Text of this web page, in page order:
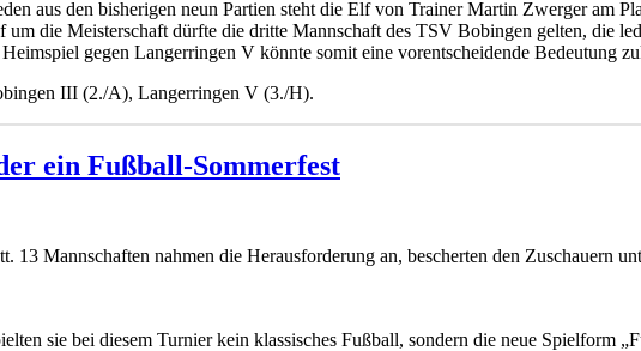
aus den bisherigen neun Partien steht die Elf von Trainer Martin Zwerger am
die Meisterschaft dürfte die dritte Mannschaft des TSV Bobingen gelten, die
gegen Langerringen V könnte somit eine vorentscheidende Bedeutung
III (2./A), Langerringen V (3./H).
ein Fußball-Sommerfest
13 Mannschaften nahmen die Herausforderung an, bescherten den Zuschauern
sie bei diesem Turnier kein klassisches Fußball, sondern die neue Spielform